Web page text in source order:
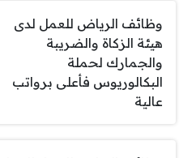
وظائف الرياض للعمل لدى
هيئة الزكاة والضريبة
والجمارك لحملة
البكالوريوس فأعلى برواتب
عالية